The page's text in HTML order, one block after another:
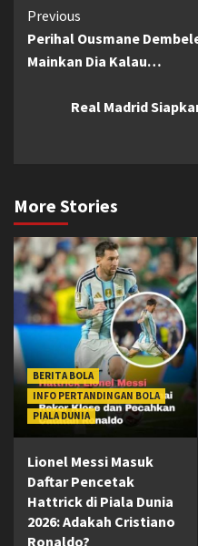
Continue
Reading
Previous
Perihal Ousmane
Mainkan Dia Kalau…
Real Madrid
More Stories
BERITA BOLA
INFO PERTANDINGAN BOLA
PIALA DUNIA
Lionel Messi Masuk
Daftar Pencetak
Hattrick di Piala Dunia
2026: Adakah Cristiano
Ronaldo?